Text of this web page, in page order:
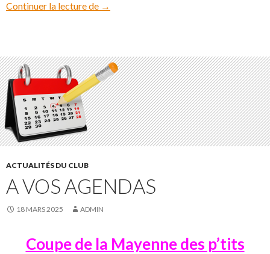
Continuer la lecture de Coupe de la Mayenne des p’tits
→
ACTUALITÉS DU CLUB
A VOS AGENDAS
18 MARS 2025 ADMIN
Coupe de la Mayenne des p’tits